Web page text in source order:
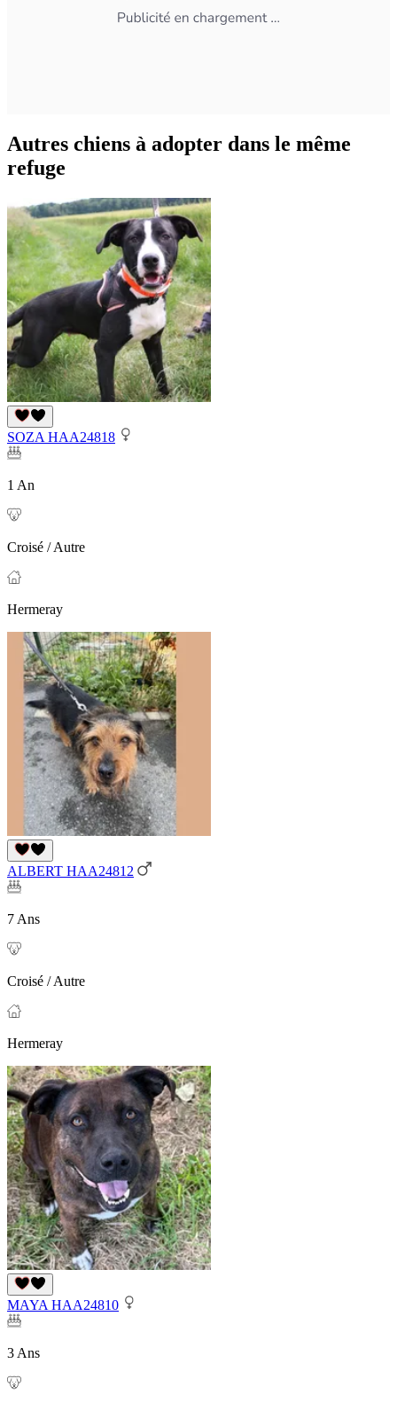
Autres chiens à adopter dans le même
refuge
SOZA HAA24818
1 An
Croisé / Autre
Hermeray
ALBERT HAA24812
7 Ans
Croisé / Autre
Hermeray
MAYA HAA24810
3 Ans